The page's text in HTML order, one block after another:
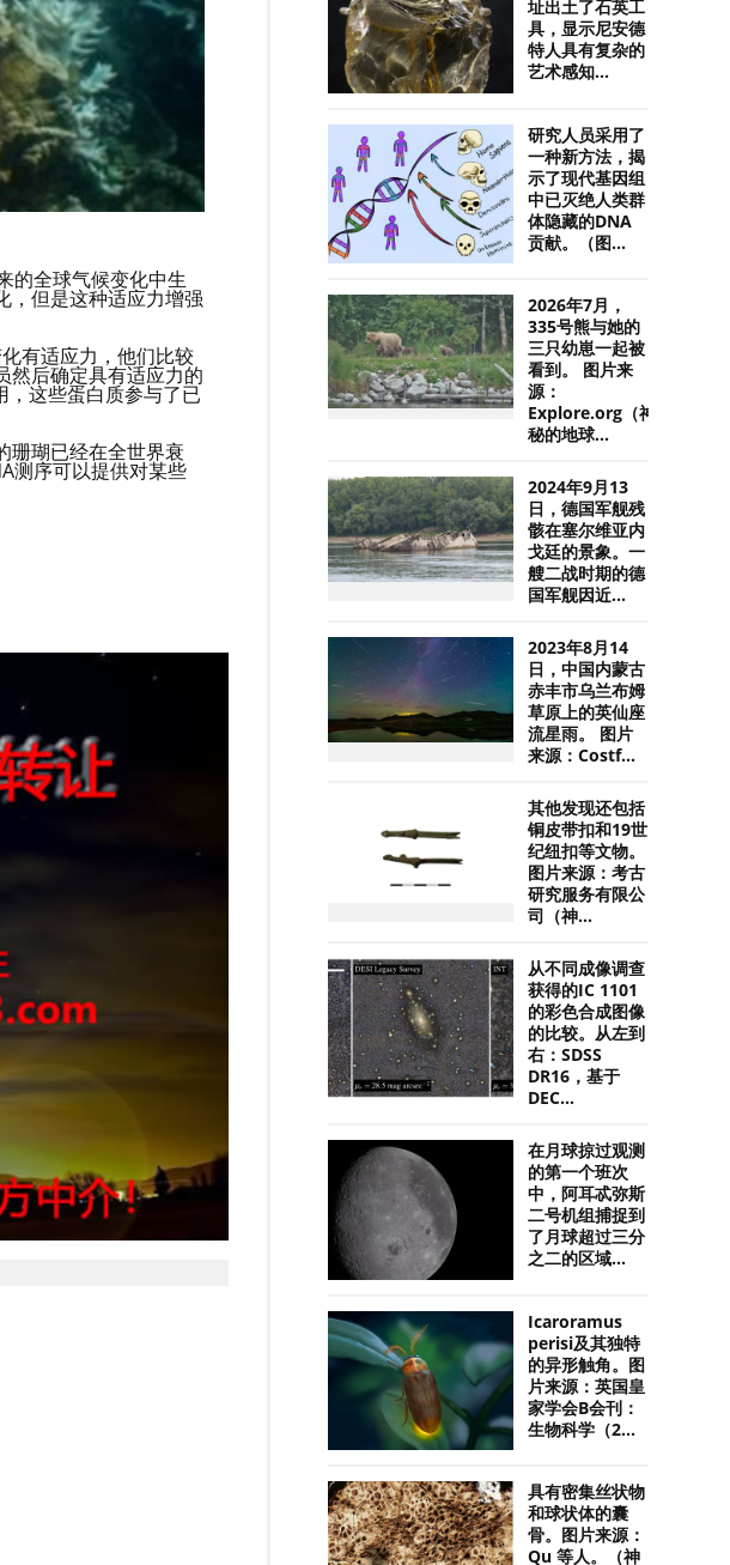
的全球气候变化中生
，但是这种适应力增强
有适应力，他们比较
然后确定具有适应力的
，这些蛋白质参与了已
珊瑚已经在全世界衰
测序可以提供对某些
址出土了石英工
具，显示尼安德
特人具有复杂的
艺术感知...
研究人员采用了
一种新方法，揭
示了现代基因组
中已灭绝人类群
体隐藏的DNA
贡献。（图...
2026年7月，
335号熊与她的
三只幼崽一起被
看到。 图片来
源：
Explore.org（神
秘的地球...
2024年9月13
日，德国军舰残
骸在塞尔维亚内
戈廷的景象。一
艘二战时期的德
国军舰因近...
2023年8月14
日，中国内蒙古
赤丰市乌兰布姆
草原上的英仙座
流星雨。 图片
来源：Costf...
其他发现还包括
铜皮带扣和19世
纪纽扣等文物。
图片来源：考古
研究服务有限公
司（神...
从不同成像调查
获得的IC 1101
的彩色合成图像
的比较。从左到
右：SDSS
DR16，基于
DEC...
在月球掠过观测
的第一个班次
中，阿耳忒弥斯
二号机组捕捉到
了月球超过三分
之二的区域...
Icaroramus
perisi及其独特
的异形触角。图
片来源：英国皇
家学会B会刊：
生物科学（2...
具有密集丝状物
和球状体的囊
骨。图片来源：
Qu 等人。（神